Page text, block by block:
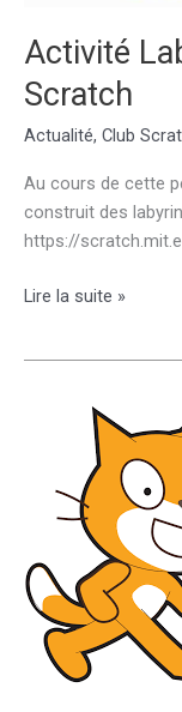
Activité
Scratch
Actualité, Club
Au cours de cette
construit des
https://
Activité
Lire la suite »